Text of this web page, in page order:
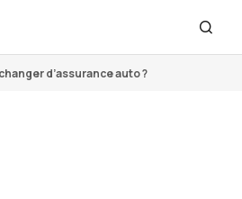
d’assurance auto ?